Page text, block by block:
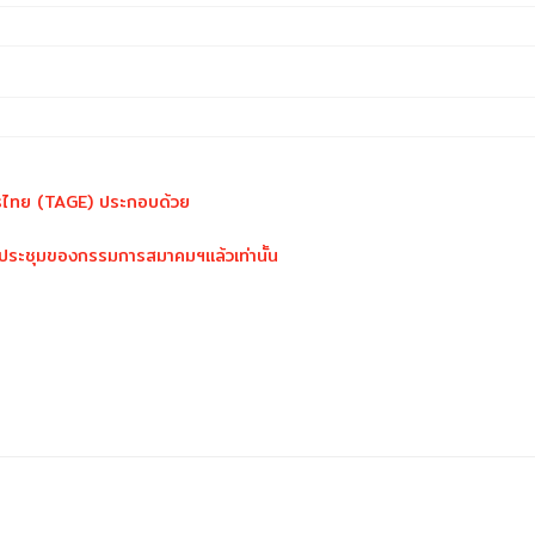
ย (TAGE) ประกอบด้วย
ชุมของกรรมการสมาคมฯแล้วเท่านั้น